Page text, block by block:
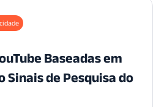
Baseadas em
Sinais de Pesquisa do